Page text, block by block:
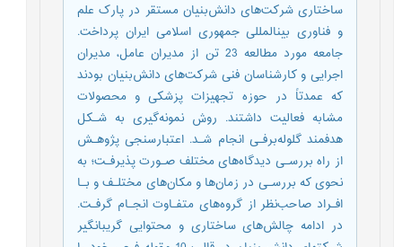
ساختاری شرکت‌های دانش‌بنیان مستقر در پارک علم
و فناوری بین­المللی جمهوری اسلامی ایران پرداخت.
جامعه مورد مطالعه 23 تن از مدیران عامل، مدیران
اجرایی و کارشناسان فنی شرکت‌های دانش‌بنیان بودند
که عمدتاً در حوزه تجهیزات پزشکی و محصولات
مشابه فعالیت داشتند. روش نمونه‌گیری به شـکل
هدفمند گلوله‌برفـی انجام شـد. اعتبارسنجی پژوهـش
از راه بررسـی دیدگاه‌های مختلف صـورت پذیرفـت؛ به
‌نحوی ‌که بررسـی در زمان‌ها و مکان‌های مختلـف و بـا
افـراد صاحب‌نظر از گروه‌های متفـاوت انجـام گرفـت.
در ادامه چالش‌های ساختاری و محتوایی گریبان­گیر